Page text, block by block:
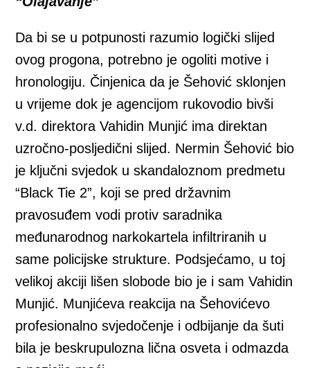
Da bi se u potpunosti razumio logički slijed
ovog progona, potrebno je ogoliti motive i
hronologiju. Činjenica da je Šehović sklonjen
u vrijeme dok je agencijom rukovodio bivši
v.d. direktora Vahidin Munjić ima direktan
uzročno-posljedični slijed. Nermin Šehović bio
je ključni svjedok u skandaloznom predmetu
“Black Tie 2”, koji se pred državnim
pravosuđem vodi protiv saradnika
međunarodnog narkokartela infiltriranih u
same policijske strukture. Podsjećamo, u toj
velikoj akciji lišen slobode bio je i sam Vahidin
Munjić. Munjićeva reakcija na Šehovićevo
profesionalno svjedočenje i odbijanje da šuti
bila je beskrupulozna lična osveta i odmazda